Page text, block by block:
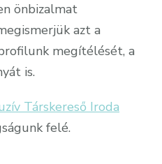
önbizalmat
azt a
megítélését, a
is.
Társkereső Iroda
felé.